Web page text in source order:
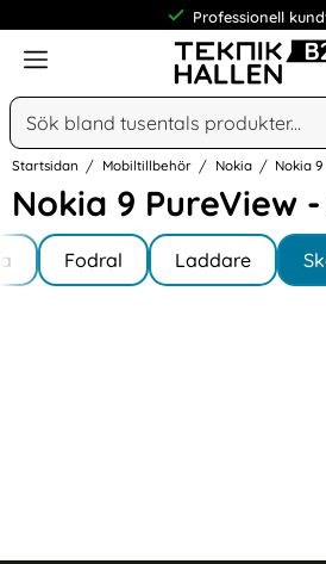
Professionell
Meny
Sök
Sök på
Startsidan Mobiltillbehör Nokia Nokia
Nokia 9 PureView
Hoppa
till
produkter
Underkategorier
PureView
Fodral Laddare